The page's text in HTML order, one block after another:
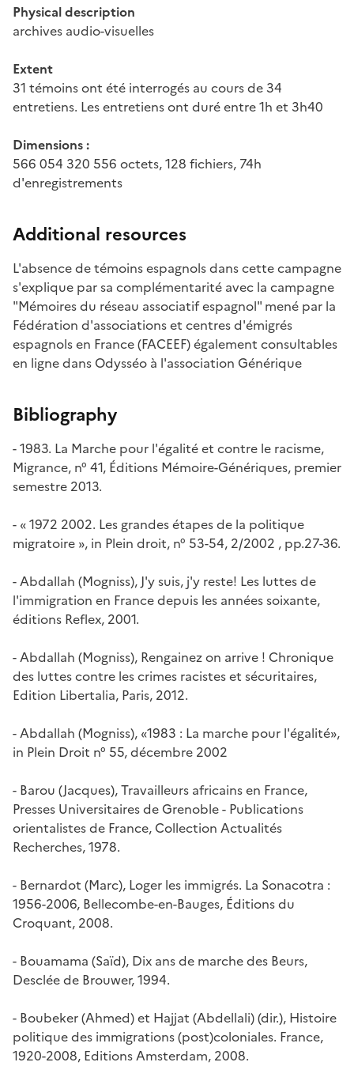
Physical description
archives audio-visuelles
Extent
31 témoins ont été interrogés au cours de 34
entretiens. Les entretiens ont duré entre 1h et 3h40
Dimensions :
566 054 320 556 octets, 128 fichiers, 74h
d'enregistrements
Additional resources
L'absence de témoins espagnols dans cette campagne
s'explique par sa complémentarité avec la campagne
"Mémoires du réseau associatif espagnol" mené par la
Fédération d'associations et centres d'émigrés
espagnols en France (FACEEF) également consultables
en ligne dans Odysséo à l'association Générique
Bibliography
-1983. La Marche pour l'égalité et contre le racisme,
Migrance, n° 41, Éditions Mémoire-Génériques, premier
semestre 2013.
- « 1972 2002. Les grandes étapes de la politique
migratoire », in Plein droit, n° 53-54, 2/2002 , pp.27-36.
- Abdallah (Mogniss), J'y suis, j'y reste! Les luttes de
l'immigration en France depuis les années soixante,
éditions Reflex, 2001.
- Abdallah (Mogniss), Rengainez on arrive ! Chronique
des luttes contre les crimes racistes et sécuritaires,
Edition Libertalia, Paris, 2012.
- Abdallah (Mogniss), «1983 : La marche pour l'égalité»,
in Plein Droit n° 55, décembre 2002
- Barou (Jacques),Travailleurs africains en France,
Presses Universitaires de Grenoble - Publications
orientalistes de France, Collection Actualités
Recherches, 1978.
- Bernardot (Marc), Loger les immigrés. La Sonacotra :
1956-2006, Bellecombe-en-Bauges, Éditions du
Croquant, 2008.
- Bouamama (Saïd), Dix ans de marche des Beurs,
Desclée de Brouwer, 1994.
- Boubeker (Ahmed) et Hajjat (Abdellali) (dir.), Histoire
politique des immigrations (post)coloniales. France,
1920-2008, Editions Amsterdam, 2008.